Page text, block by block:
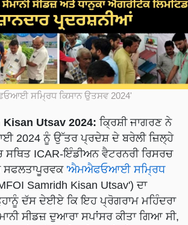
ਸਮ੍ਰਿਧ ਕਿਸਾਨ ਉਤਸਵ 2024'
Kisan Utsav 2024: ਕ੍ਰਿਸ਼ੀ ਜਾਗਰਣ ਨੇ
2024 ਨੂੰ ਉੱਤਰ ਪ੍ਰਦੇਸ਼ ਦੇ ਬਰੇਲੀ ਜ਼ਿਲ੍ਹੇ
ICAR-ਇੰਡੀਅਨ ਵੈਟਰਨਰੀ ਰਿਸਰਚ
ਸਫਲਤਾਪੂਰਵਕ'ਐਮਐਫਓਆਈ ਸਮ੍ਰਿਧ
Samridh Kisan Utsav') ਦਾ
ਦੱਸ ਦੇਈਏ ਕਿ ਇਹ ਪ੍ਰੋਗਰਾਮ ਮਹਿੰਦਰਾ
ਸੀਡਜ਼ ਦੁਆਰਾ ਸਪਾਂਸਰ ਕੀਤਾ ਗਿਆ ਸੀ,